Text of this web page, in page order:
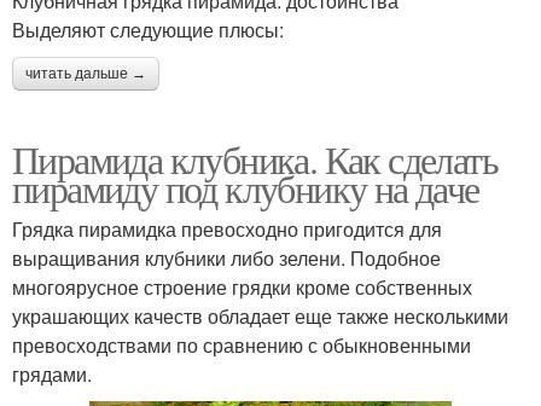
Выделяют следующие плюсы:
читать дальше →
Пирамида клубника. Как сделать
пирамиду под клубнику на даче
Грядка пирамидка превосходно пригодится для
выращивания клубники либо зелени. Подобное
многоярусное строение грядки кроме собственных
украшающих качеств обладает еще также несколькими
превосходствами по сравнению с обыкновенными
грядами.